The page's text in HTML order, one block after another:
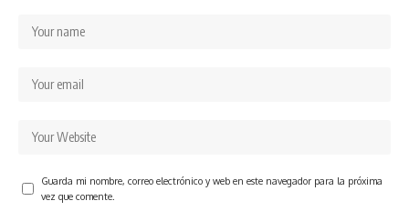
Guarda mi nombre, correo electrónico y web en este navegador para la próxima
vez que comente.